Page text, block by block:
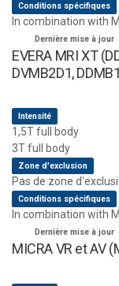
Conditions spécifiques
In combination with
Dernière mise à jour
EVERA MRI XT
DVMB2D1,
Intensité
1,5T full body
3T full body
Zone d'exclusion
Pas de zone
Conditions spécifiques
In combination with
Dernière mise à jour
MICRA VR et AV